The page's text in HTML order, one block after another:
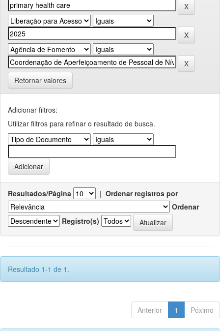
Retornar valores
Adicionar filtros:
Utilizar filtros para refinar o resultado de busca.
Resultados/Página | Ordenar registros por
Ordenar
Registro(s)
Resultado 1-1 de 1.
Anterior 1 Póximo